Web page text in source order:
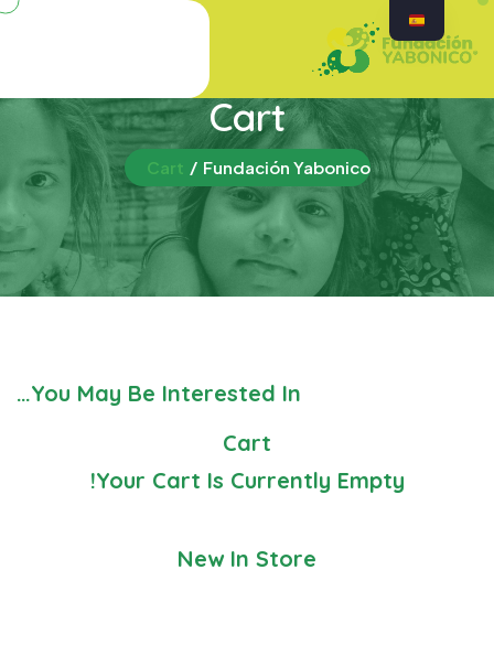
Cart
Fundación Yabonico
Cart
You May Be Interested In…
Cart
Your Cart Is Currently Empty!
New In Store